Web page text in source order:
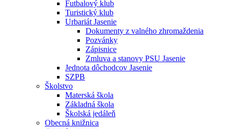
Futbalový klub
Turistický klub
Urbariát Jasenie
Dokumenty z valného zhromaždenia
Pozvánky
Zápisnice
Zmluva a stanovy PSU Jasenie
Jednota dôchodcov Jasenie
SZPB
Školstvo
Materská škola
Základná škola
Školská jedáleň
Obecná knižnica